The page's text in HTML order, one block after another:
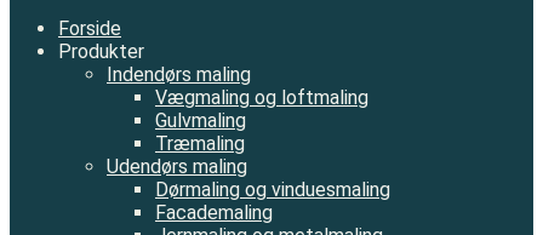
Forside
Produkter
Indendørs maling
Vægmaling og loftmaling
Gulvmaling
Træmaling
Udendørs maling
Dørmaling og vinduesmaling
Facademaling